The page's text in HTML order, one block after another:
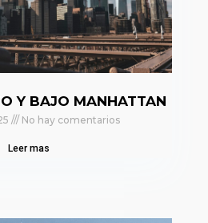
Y BAJO MANHATTAN
No hay comentarios
Leer mas